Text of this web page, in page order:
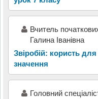
Вчитель
Галина Іванівна
Звіробій: користь
значення
Головний